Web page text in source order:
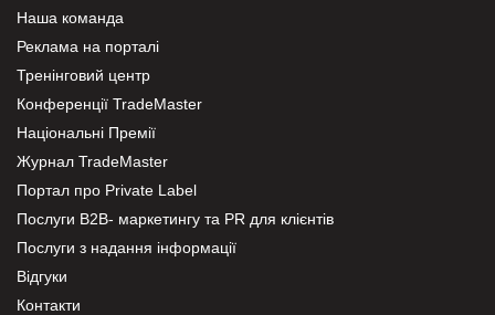
Наша команда
Реклама на порталі
Тренінговий центр
Конференції TradeMaster
Національні Премії
Журнал TradeMaster
Портал про Private Label
Послуги В2В- маркетингу та PR для клієнтів
Послуги з надання інформації
Відгуки
Контакти